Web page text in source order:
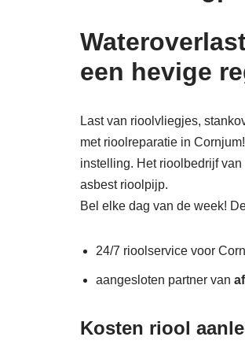
een hevige
Last van rioolvliegjes,
met rioolreparatie in
instelling. Het rioolbedrijf
asbest rioolpijp.
Bel elke dag van de week!
24/7 rioolservice voor
aangesloten partner van
Kosten riool